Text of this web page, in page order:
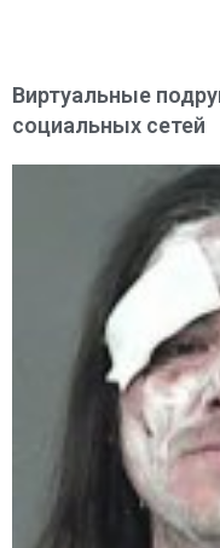
Виртуальные
социальных сетей